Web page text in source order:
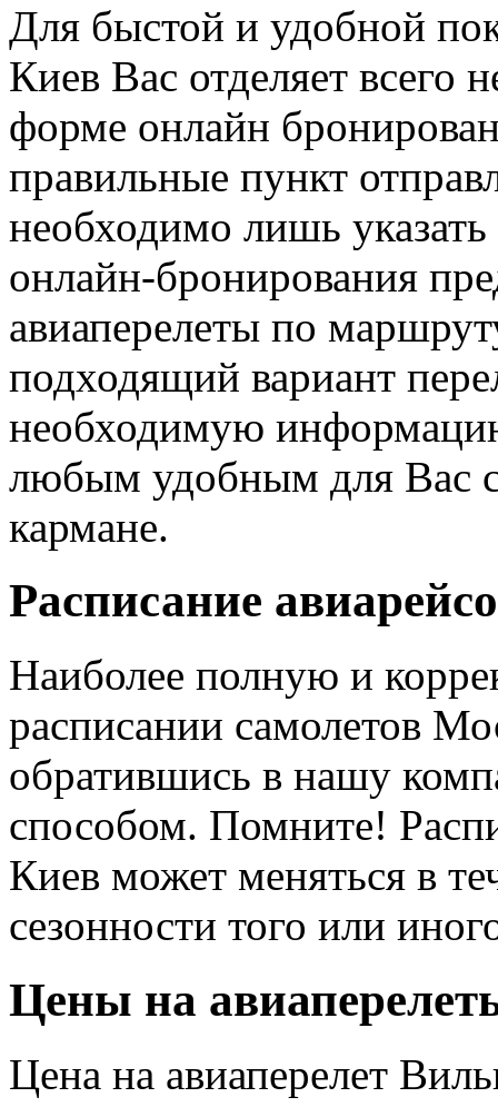
Для быстой и удобной
Киев Вас отделяет всего
форме онлайн
правильные пункт
необходимо лишь
онлайн-бронирования
авиаперелеты по
подходящий вариант
необходимую
любым удобным для Вас
кармане.
Расписание
Наиболее полную и
расписании самолетов
обратившись в нашу
способом. Помните!
Киев может меняться в
сезонности того или
Цены на
Цена на авиаперелет